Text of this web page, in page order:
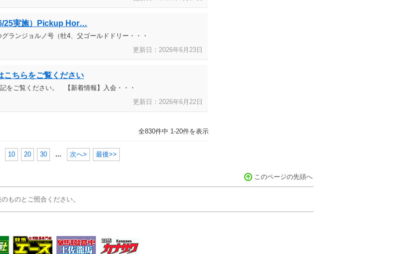
25実施）Pickup Hor…
ランジョルノ号（牡4、父ゴールドドリー・・・
更新日：2026年6月 23日
こちらをご覧ください
をご覧ください。 【新着情報】入会・・・
更新日：2026年6月 22日
全830件中 1-20件を表示
10 20 30 ... 次へ> 最後>>
このページの先頭へ
ものとご照合ください。